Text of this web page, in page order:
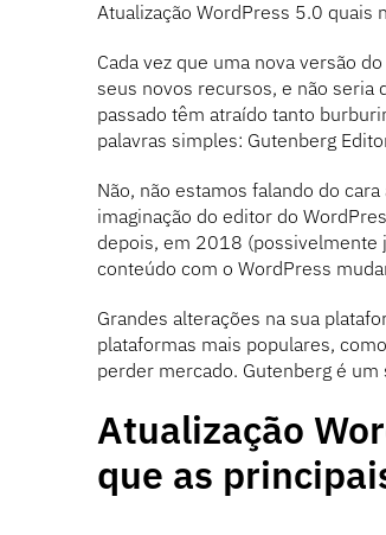
Atualização WordPress 5.0 quais
Cada vez que uma nova versão
seus novos recursos, e não seria
passado têm atraído tanto
palavras simples: Gutenberg
Não, não estamos falando do
imaginação do editor do
depois, em 2018 (possivelmente
conteúdo com o WordPress
Grandes alterações na sua
plataformas mais populares,
perder mercado. Gutenberg é um
Atualização
que as